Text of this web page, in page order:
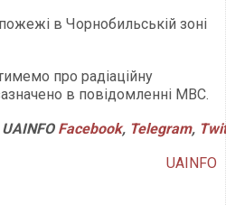
в Чорнобильській зоні
про радіаційну
в повідомленні МВС.
Facebook, Telegram,
UAINFO